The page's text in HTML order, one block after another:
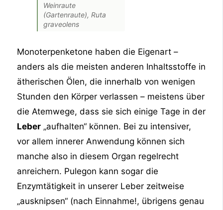
Weinraute
(Gartenraute), Ruta
graveolens
Monoterpenketone haben die Eigenart –
anders als die meisten anderen Inhaltsstoffe in
ätherischen Ölen, die innerhalb von wenigen
Stunden den Körper verlassen – meistens über
die Atemwege, dass sie sich einige Tage in der
Leber „aufhalten“ können. Bei zu intensiver,
vor allem innerer Anwendung können sich
manche also in diesem Organ regelrecht
anreichern. Pulegon kann sogar die
Enzymtätigkeit in unserer Leber zeitweise
„ausknipsen“ (nach Einnahme!, übrigens genau